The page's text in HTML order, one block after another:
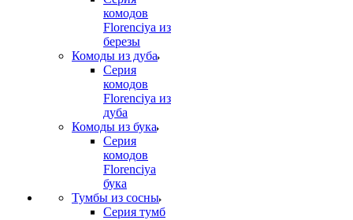
комодов
Florenciya из
березы
Комоды из дуба
Серия
комодов
Florenciya из
дуба
Комоды из бука
Серия
комодов
Florenciya
бука
Тумбы из сосны
Серия тумб